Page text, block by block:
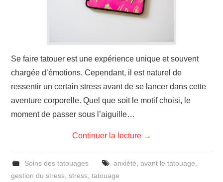
Se faire tatouer est une expérience unique et souvent
chargée d’émotions. Cependant, il est naturel de
ressentir un certain stress avant de se lancer dans cette
aventure corporelle. Quel que soit le motif choisi, le
moment de passer sous l’aiguille…
Continuer la lecture →
Soins des tatouages anxiété avant le tatouage
gestion du stress ,stress ,tatouage